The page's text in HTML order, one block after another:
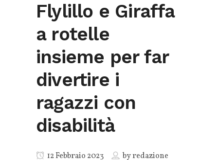
Flylillo e Giraffa
a rotelle
insieme per far
divertire i
ragazzi con
disabilità
12 Febbraio 2023 byredazione